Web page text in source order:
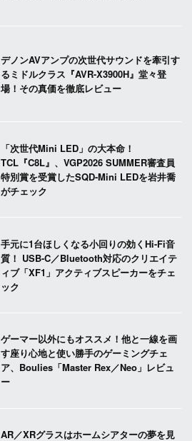
デノンAVアンプの次世代サウンドを牽引す
るミドルクラス『AVR-X3900H』堂々登
場！その真価を徹底レビュー
「次世代Mini LED」の大本命！
TCL『C8L』、VGP2026 SUMMER審査員
特別賞を受賞したSQD-Mini LEDを岩井喬
がチェック
手元に1台ほしくなる小回りの効くHi-Fi音
質！ USB-C／Bluetooth対応のクリエイテ
ィブ「XF1」アクティブスピーカーをチェ
ック
ゲーマー以外にもオススメ！他と一線を画
す座り心地と使い勝手のゲーミングチェ
ア、Boulies「Master Rex／Neo」レビュ
ー
AR／XRグラスはホームシアターの夢を見